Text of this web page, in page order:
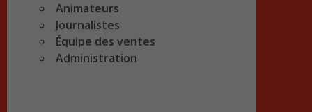
Animateurs
Journalistes
Équipe des ventes
Administration